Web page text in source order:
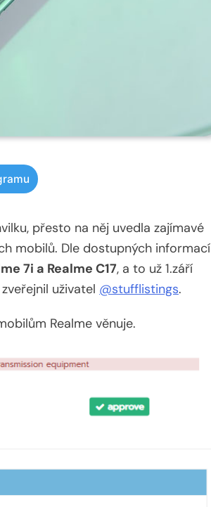
přesto na něj uvedla zajímavé
mobilů. Dle dostupných informací
7i a Realme C17, a to už 1.září
uživatel @stufflistings.
Realme věnuje.